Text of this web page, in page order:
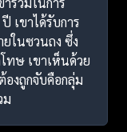
เขาได้รับการ
ในซวนถง ซึ่ง
ทษ เขาเห็นด้วย
งถูกจับคือกลุ่ม
ม